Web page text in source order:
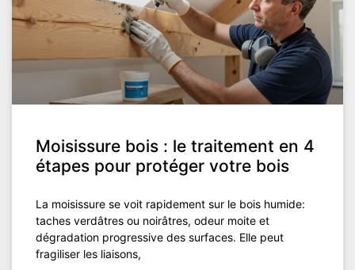
Moisissure bois : le traitement en 4
étapes pour protéger votre bois
La moisissure se voit rapidement sur le bois humide:
taches verdâtres ou noirâtres, odeur moite et
dégradation progressive des surfaces. Elle peut
fragiliser les liaisons,